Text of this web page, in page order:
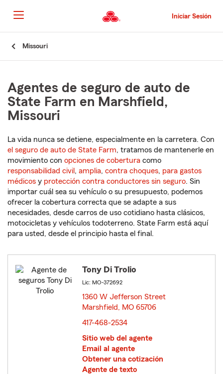
al
contenido
principal
Iniciar Sesión
Missouri
Agentes de seguro de auto de
State Farm en Marshfield,
Missouri
La vida nunca se detiene, especialmente en la carretera. Con
el seguro de auto de State Farm, tratamos de mantenerle en
movimiento con opciones de cobertura como
responsabilidad civil , amplia, contra choques, para gastos
médicos y protección contra conductores sin seguro. Sin
importar cuál sea su vehículo o su presupuesto, podemos
ofrecer la cobertura correcta que se adapte a sus
necesidades, desde carros de uso cotidiano hasta clásicos,
motocicletas y vehículos todoterreno. State Farm está aquí
para usted, desde el principio hasta el final.
Tony Di Trolio
Lic: MO-372692
1360 W Jefferson Street
Marshfield, MO 65706
417-468-2534
Sitio web del agente
Email al agente
Obtener una cotización
Agente de texto